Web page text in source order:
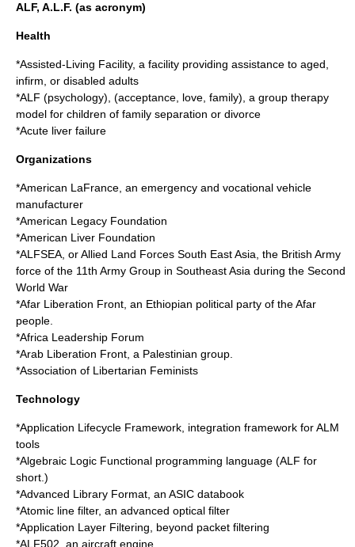
ALF, A.L.F. (as acronym)
Health
*Assisted-Living Facility, a facility providing assistance to aged,
infirm, or disabled adults
*ALF (psychology) , (acceptance, love, family), a group therapy
model for children of family separation or divorce
*Acute liver failure
Organizations
*American LaFrance , an emergency and vocational vehicle
manufacturer
*American Legacy Foundation
*American Liver Foundation
*ALFSEA , or Allied Land Forces South East Asia, the British Army
force of the 11th Army Group in Southeast Asia during the Second
World War
*Afar Liberation Front , an Ethiopian political party of the Afar
people.
*Africa Leadership Forum
*Arab Liberation Front , a Palestinian group.
*Association of Libertarian Feminists
Technology
*Application Lifecycle Framework , integration framework for ALM
tools
*Algebraic Logic Functional programming language (ALF for
short.)
*Advanced Library Format , an ASIC databook
*Atomic line filter, an advanced optical filter
*Application Layer Filtering , beyond packet filtering
*ALF502, an aircraft engine